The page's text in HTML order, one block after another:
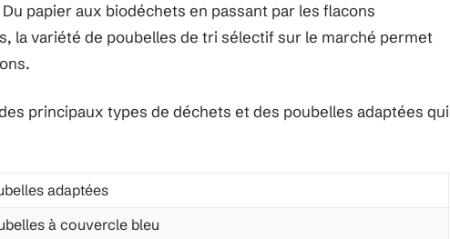
papier aux biodéchets en passant par les flacons
la variété de poubelles de tri sélectif sur le marché permet
principaux types de déchets et des poubelles adaptées qui
adaptées
à couvercle bleu